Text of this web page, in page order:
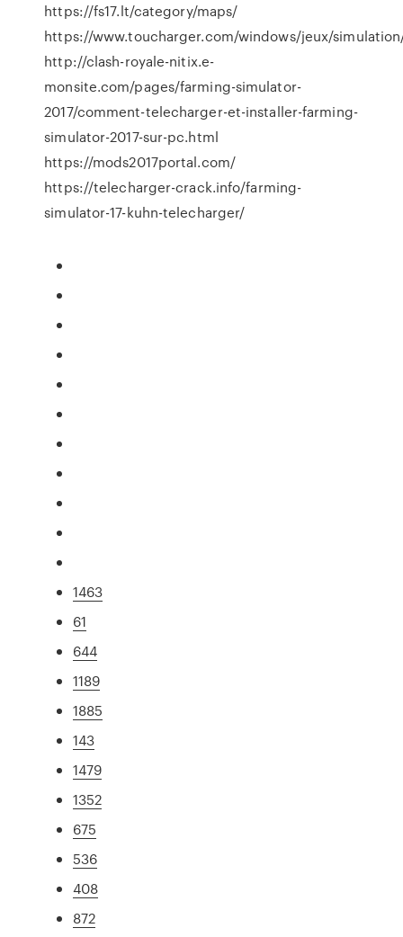
https://fs17.lt/category/maps/
https://www.toucharger.com/windows/jeux/
http://clash-royale-nitix.e-
monsite.com/pages/farming-simulator-
2017/comment-telecharger-et-installer-farming-
simulator-2017-sur-pc.html
https://mods2017portal.com/
https://telecharger-crack.info/farming-
simulator-17-kuhn-telecharger/
1463
61
644
1189
1885
143
1479
1352
675
536
408
872